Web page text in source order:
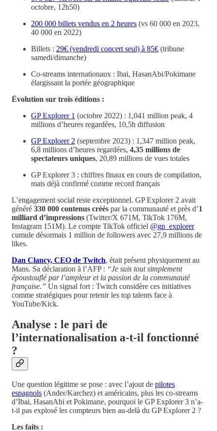
octobre, 12h50)
200 000 billets vendus en 2 heures (vs 60 000 en 2023,
40 000 en 2022)
Billets : 29€ (vendredi concert seul) à 85€ (tribune
samedi/dimanche)
Co-streams internationaux : Ibai, HasanAbi/Pokimane
élargissant la portée géographique
Évolution sur trois éditions :
GP Explorer 1 (octobre 2022) : 1,041 million peak, 4
millions d’heures regardées, 10,5h diffusion
GP Explorer 2 (septembre 2023) : 1,347 million peak,
6,8 millions d’heures regardées, 4,35 millions de
spectateurs uniques, 20,89 millions de vues totales
GP Explorer 3 : chiffres finaux en cours de compilation,
mais déjà confirmé comme record français
L’engagement social reste exceptionnel. GP Explorer 2 avait
généré 330 000 contenus créés par la communauté et près d’1
milliard d’impressions (Twitter/X 671M, TikTok 176M,
Instagram 151M). Le compte TikTok officiel @gp_explorer
cumule désormais 1 million de followers avec 27,9 millions de
likes.
Dan Clancy, CEO de Twitch, était présent physiquement au
Mans. Sa déclaration à l’AFP : “Je suis tout simplement
époustouflé par l’ampleur et la passion de la communauté
française.” Un signal fort : Twitch considère ces initiatives
comme stratégiques pour retenir les top talents face à
YouTube/Kick.
Analyse : le pari de
l’internationalisation a-t-il fonctionné
?
Une question légitime se pose : avec l’ajout de pilotes
espagnols (Ander/Karchez) et américains, plus les co-streams
d’Ibai, HasanAbi et Pokimane, pourquoi le GP Explorer 3 n’a-
t-il pas explosé les compteurs bien au-delà du GP Explorer 2 ?
Les faits :